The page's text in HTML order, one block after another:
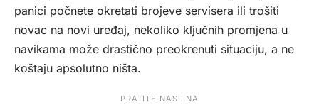
panici počnete okretati brojeve servisera ili trošiti
novac na novi uređaj, nekoliko ključnih promjena u
navikama može drastično preokrenuti situaciju, a ne
koštaju apsolutno ništa.
PRATITE NAS I NA